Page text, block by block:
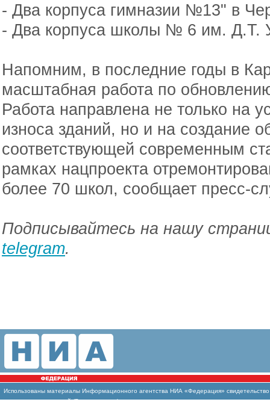
- Два корпуса гимназии №13" в
- Два корпуса школы № 6 им. Д.Т.
Напомним, в последние годы в
масштабная работа по
Работа направлена не только на
износа зданий, но и на создание
соответствующей современным
рамках нацпроекта
более 70 школ, сообщает пресс-
Подписывайтесь на нашу
telegram.
Использованы материалы Информационного агентства НИА «Федерация»
массовых коммуникаций (Роскомнадзор)